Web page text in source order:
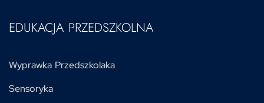
EDUKACJA PRZEDSZKOLNA
Wyprawka Przedszkolaka
Sensoryka